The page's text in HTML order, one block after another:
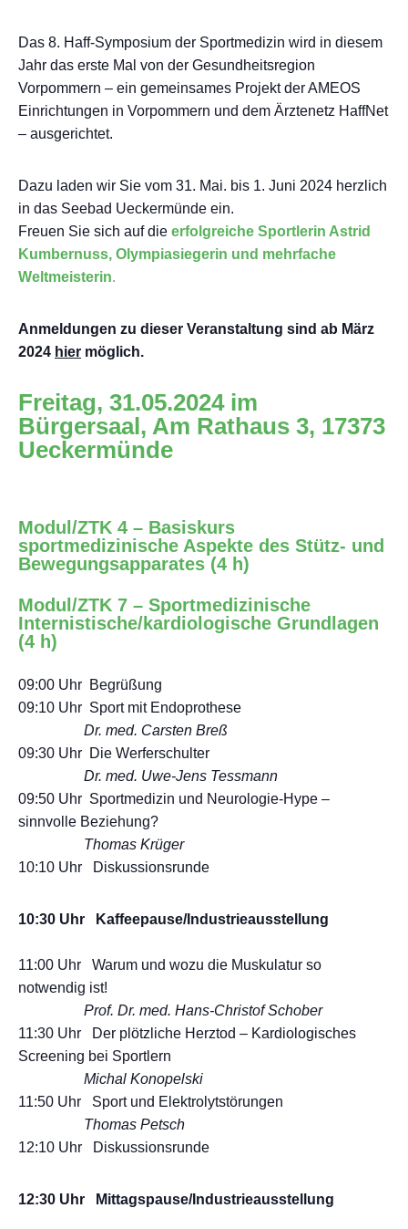
Das 8. Haff-Symposium der Sportmedizin wird in diesem
Jahr das erste Mal von der Gesundheitsregion
Vorpommern – ein gemeinsames Projekt der AMEOS
Einrichtungen in Vorpommern und dem Ärztenetz HaffNet
– ausgerichtet.
Dazu laden wir Sie vom 31. Mai. bis 1. Juni 2024 herzlich
in das Seebad Ueckermünde ein.
Freuen Sie sich auf die erfolgreiche Sportlerin Astrid
Kumbernuss, Olympiasiegerin und mehrfache
Weltmeisterin.
Anmeldungen zu dieser Veranstaltung sind ab März
2024 hier möglich.
Freitag, 31.05.2024 im
Bürgersaal, Am Rathaus 3, 17373
Ueckermünde
Modul/ZTK 4 – Basiskurs
sportmedizinische Aspekte des Stütz- und
Bewegungsapparates (4 h)
Modul/ZTK 7 – Sportmedizinische
Internistische/kardiologische Grundlagen
(4 h)
09:00 Uhr Begrüßung
09:10 Uhr Sport mit Endoprothese
Dr. med. Carsten Breß
09:30 Uhr Die Werferschulter
Dr. med. Uwe-Jens Tessmann
09:50 Uhr Sportmedizin und Neurologie-Hype –
sinnvolle Beziehung?
Thomas Krüger
10:10 Uhr Diskussionsrunde
10:30 Uhr Kaffeepause/Industrieausstellung
11:00 Uhr Warum und wozu die Muskulatur so
notwendig ist!
Prof. Dr. med. Hans-Christof Schober
11:30 Uhr Der plötzliche Herztod – Kardiologisches
Screening bei Sportlern
Michal Konopelski
11:50 Uhr Sport und Elektrolytstörungen
Thomas Petsch
12:10 Uhr Diskussionsrunde
12:30 Uhr Mittagspause/Industrieausstellung